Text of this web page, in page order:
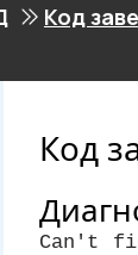
Код
Код
Can't